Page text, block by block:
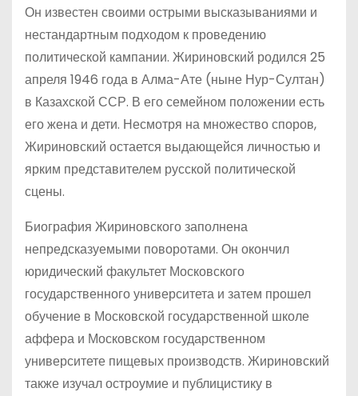
Он известен своими острыми высказываниями и
нестандартным подходом к проведению
политической кампании. Жириновский родился 25
апреля 1946 года в Алма-Ате (ныне Нур-Султан)
в Казахской ССР. В его семейном положении есть
его жена и дети. Несмотря на множество споров,
Жириновский остается выдающейся личностью и
ярким представителем русской политической
сцены.
Биография Жириновского заполнена
непредсказуемыми поворотами. Он окончил
юридический факультет Московского
государственного университета и затем прошел
обучение в Московской государственной школе
аффера и Московском государственном
университете пищевых производств. Жириновский
также изучал остроумие и публицистику в